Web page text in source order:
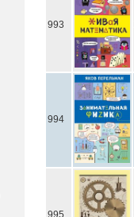
993
994
995